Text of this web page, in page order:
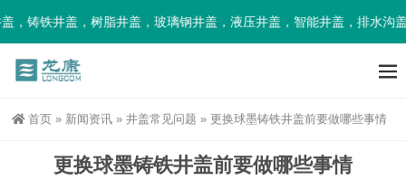
铸铁井盖，树脂井盖，玻璃钢井盖，液压井盖，智能井盖，排水沟盖
首页 » 新闻资讯 » 井盖常见问题 » 更换球墨铸铁井盖前要做哪些事情
更换球墨铸铁井盖前要做哪些事情